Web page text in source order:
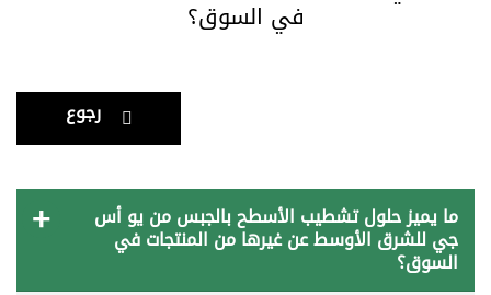
في السوق؟
رجوع
ما يميز حلول تشطيب الأسطح بالجبس من يو أس
جي للشرق الأوسط عن غيرها من المنتجات في
السوق؟